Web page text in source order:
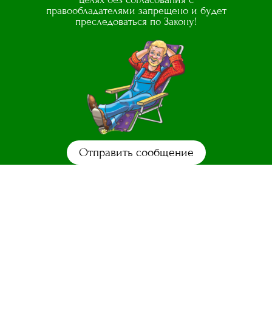
правообладателями запрещено и будет
преследоваться по Закону!
Отправить сообщение